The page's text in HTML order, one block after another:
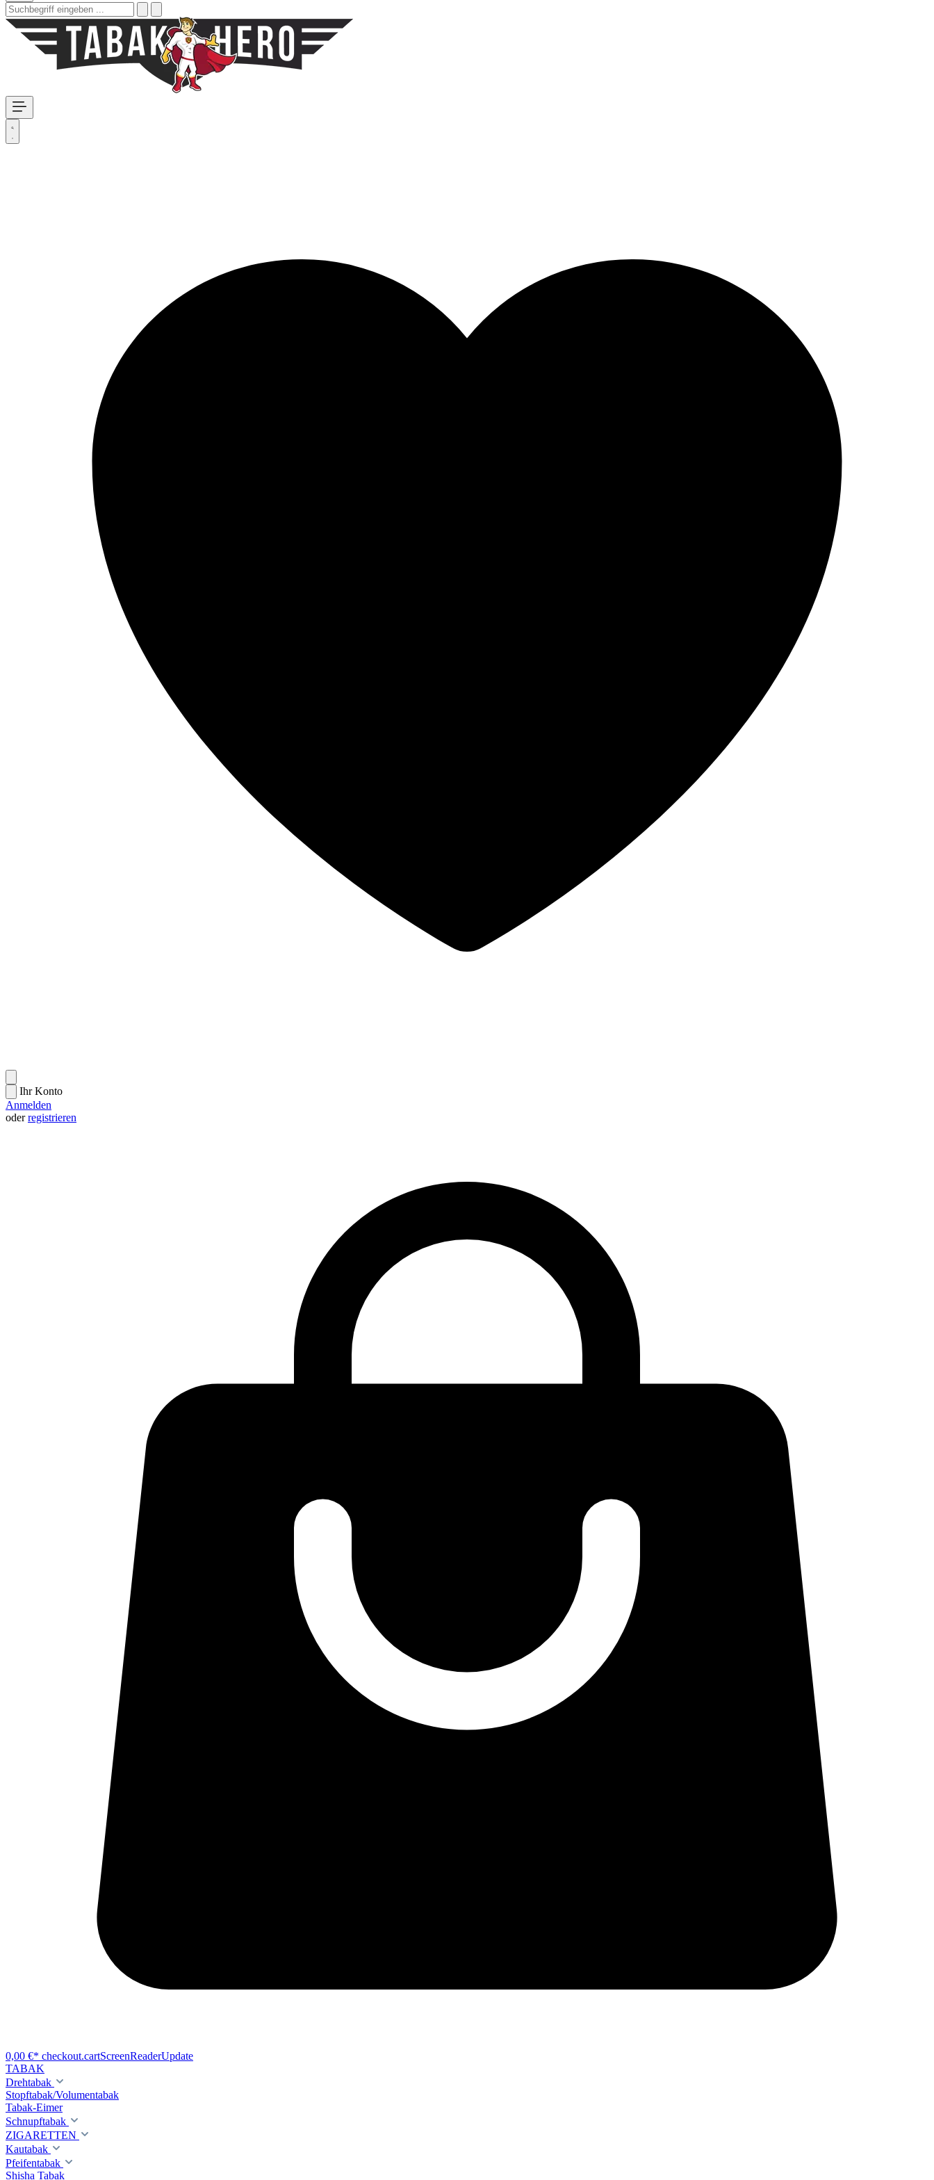
Ihr Konto
Anmelden
oderregistrieren
0,00 €* checkout.cartScreenReaderUpdate
TABAK
Drehtabak
Stopftabak/Volumentabak
Tabak-Eimer
Schnupftabak
ZIGARETTEN
Kautabak
Pfeifentabak
Shisha Tabak